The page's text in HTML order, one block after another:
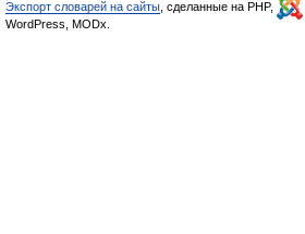
Экспорт словарей на сайты , сделанные на PHP,
WordPress, MODx.